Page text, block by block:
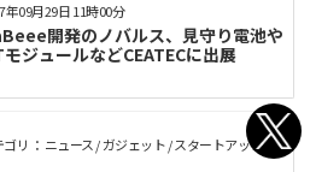
開発のノバルス、見守り電池や
ジュールなどCEATECに出展
年09月29日 11時00分
ゴリ： ニュース / ガジェット / スタートアップ /